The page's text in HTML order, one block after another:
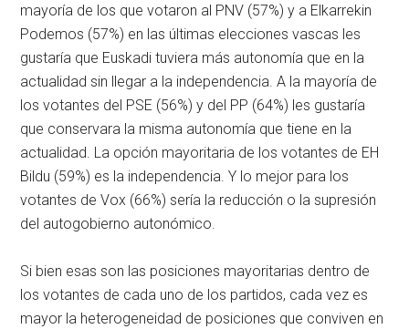
mayoría de los que votaron al PNV (57%) y a Elkarrekin
Podemos (57%) en las últimas elecciones vascas les
gustaría que Euskadi tuviera más autonomía que en la
actualidad sin llegar a la independencia. A la mayoría de
los votantes del PSE (56%) y del PP (64%) les gustaría
que conservara la misma autonomía que tiene en la
actualidad. La opción mayoritaria de los votantes de EH
Bildu (59%) es la independencia. Y lo mejor para los
votantes de Vox (66%) sería la reducción o la supresión
del autogobierno autonómico.
Si bien esas son las posiciones mayoritarias dentro de
los votantes de cada uno de los partidos, cada vez es
mayor la heterogeneidad de posiciones que conviven en